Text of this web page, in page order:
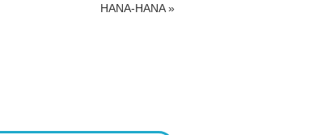
HANA-HANA»